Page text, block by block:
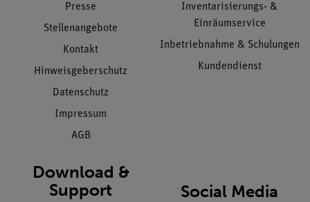
Presse
Stellenangebote
Kontakt
Hinweisgeberschutz
Datenschutz
Impressum
AGB
Inventarisierungs- &
Einräumservice
Inbetriebnahme & Schulungen
Kundendienst
Download &
Support
Social Media